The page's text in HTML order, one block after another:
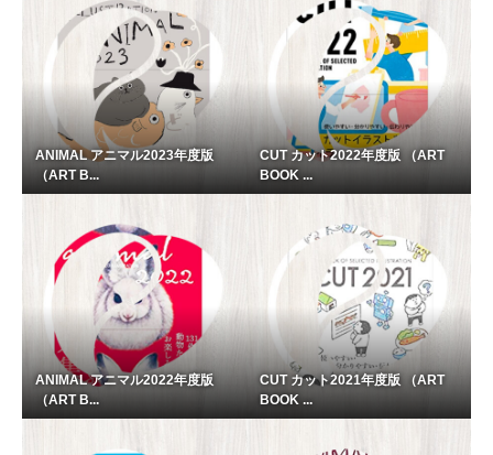
ANIMAL アニマル2023年度版
（ART B...
CUT カット2022年度版 （ART
BOOK ...
ANIMAL アニマル2022年度版
（ART B...
CUT カット2021年度版 （ART
BOOK ...